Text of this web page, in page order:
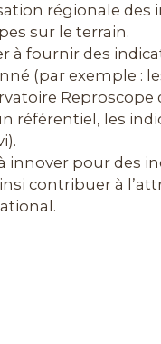
régionale
sur le terrain.
à fournir des
(par exemple :
référentiel, les
innover pour des
contribuer à